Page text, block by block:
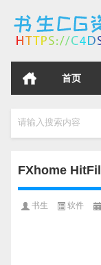
首页
请输入搜索内容
FXhome
书生 软件